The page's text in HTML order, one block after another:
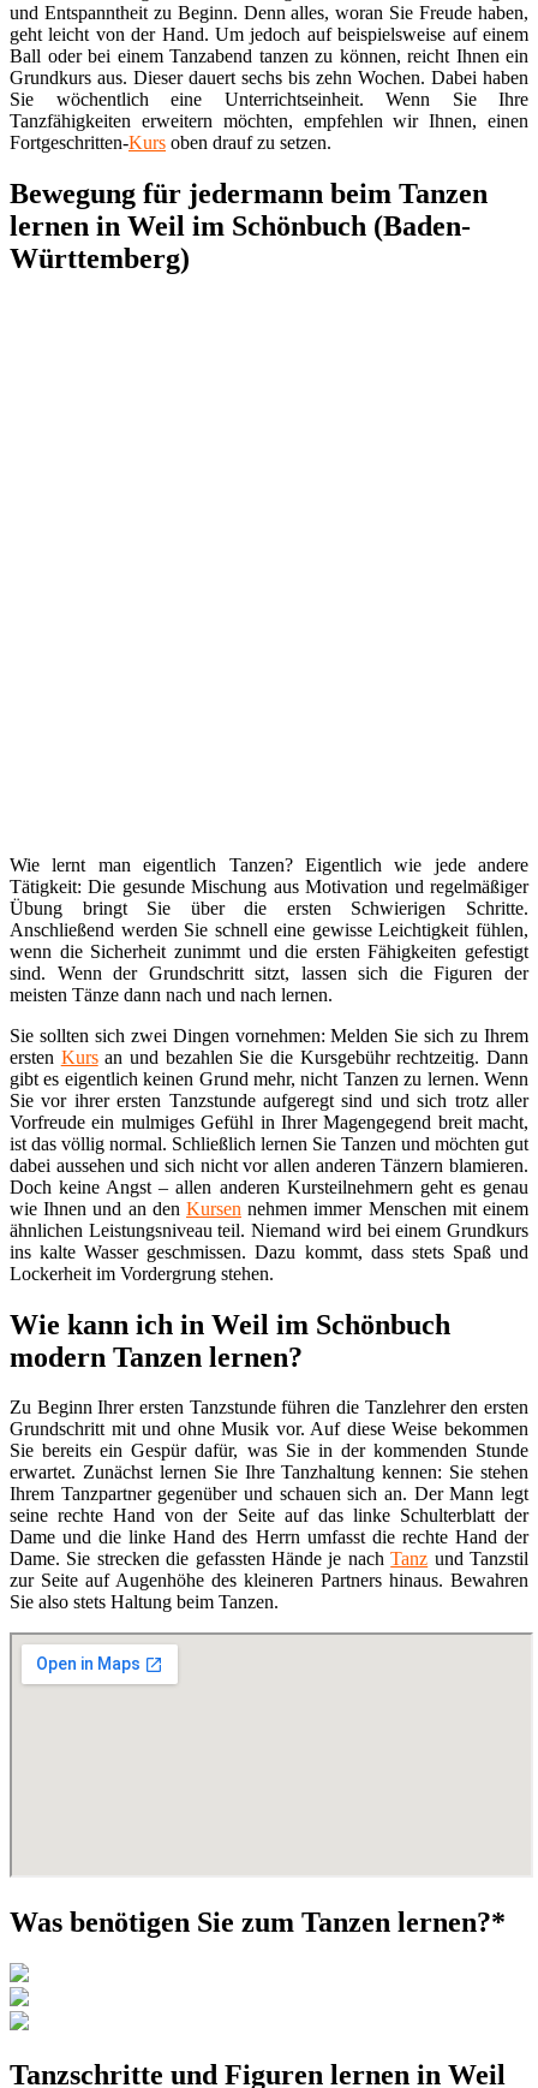
und Entspanntheit zu Beginn. Denn alles, woran Sie Freude haben,
geht leicht von der Hand. Um jedoch auf beispielsweise auf einem
Ball oder bei einem Tanzabend tanzen zu können, reicht Ihnen ein
Grundkurs aus. Dieser dauert sechs bis zehn Wochen. Dabei haben
Sie wöchentlich eine Unterrichtseinheit. Wenn Sie Ihre
Tanzfähigkeiten erweitern möchten, empfehlen wir Ihnen, einen
Fortgeschritten-Kurs oben drauf zu setzen.
Bewegung für jedermann beim Tanzen
lernen in Weil im Schönbuch (Baden-
Württemberg)
Wie lernt man eigentlich Tanzen? Eigentlich wie jede andere
Tätigkeit: Die gesunde Mischung aus Motivation und regelmäßiger
Übung bringt Sie über die ersten Schwierigen Schritte.
Anschließend werden Sie schnell eine gewisse Leichtigkeit fühlen,
wenn die Sicherheit zunimmt und die ersten Fähigkeiten gefestigt
sind. Wenn der Grundschritt sitzt, lassen sich die Figuren der
meisten Tänze dann nach und nach lernen.
Sie sollten sich zwei Dingen vornehmen: Melden Sie sich zu Ihrem
ersten Kursan und bezahlen Sie die Kursgebühr rechtzeitig. Dann
gibt es eigentlich keinen Grund mehr, nicht Tanzen zu lernen. Wenn
Sie vor ihrer ersten Tanzstunde aufgeregt sind und sich trotz aller
Vorfreude ein mulmiges Gefühl in Ihrer Magengegend breit macht,
ist das völlig normal. Schließlich lernen Sie Tanzen und möchten gut
dabei aussehen und sich nicht vor allen anderen Tänzern blamieren.
Doch keine Angst – allen anderen Kursteilnehmern geht es genau
wie Ihnen und an den Kursen nehmen immer Menschen mit einem
ähnlichen Leistungsniveau teil. Niemand wird bei einem Grundkurs
ins kalte Wasser geschmissen. Dazu kommt, dass stets Spaß und
Lockerheit im Vordergrung stehen.
Wie kann ich in Weil im Schönbuch
modern Tanzen lernen?
Zu Beginn Ihrer ersten Tanzstunde führen die Tanzlehrer den ersten
Grundschritt mit und ohne Musik vor. Auf diese Weise bekommen
Sie bereits ein Gespür dafür, was Sie in der kommenden Stunde
erwartet. Zunächst lernen Sie Ihre Tanzhaltung kennen: Sie stehen
Ihrem Tanzpartner gegenüber und schauen sich an. Der Mann legt
seine rechte Hand von der Seite auf das linke Schulterblatt der
Dame und die linke Hand des Herrn umfasst die rechte Hand der
Dame. Sie strecken die gefassten Hände je nachTanz und Tanzstil
zur Seite auf Augenhöhe des kleineren Partners hinaus. Bewahren
Sie also stets Haltung beim Tanzen.
Was benötigen Sie zum Tanzen lernen?*
Tanzschritte und Figuren lernen in Weil